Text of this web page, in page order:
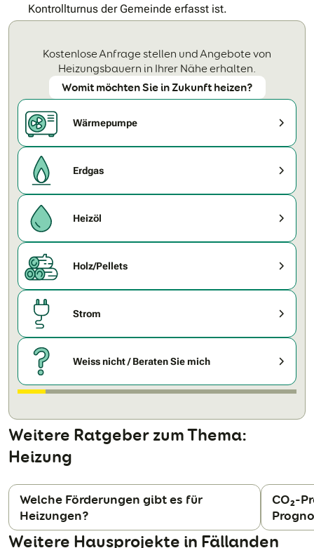
Kontrollturnus der Gemeinde erfasst ist.
Kostenlose Anfrage stellen und Angebote von
Heizungsbauern in Ihrer Nähe erhalten.
Womit möchten Sie in Zukunft heizen?
Wärmepumpe
Erdgas
Heizöl
Holz/Pellets
Strom
Weiss nicht / Beraten Sie mich
Weitere Ratgeber zum Thema:
Heizung
Welche Förderungen gibt es für
Heizungen?
CO₂-
Weitere Hausprojekte in Fällanden